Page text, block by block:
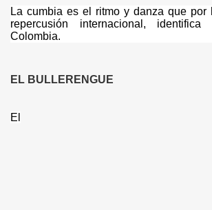
La cumbia es el ritmo y danza que por
repercusión internacional, identifica
Colombia.
EL BULLERENGUE
El